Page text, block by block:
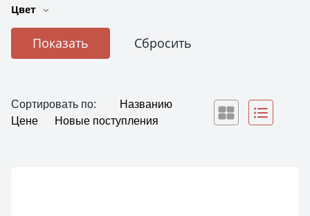
Цвет
Сортировать по:
Названию
Цене
Новые поступления